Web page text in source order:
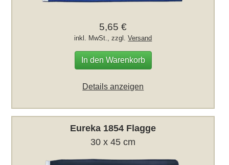
5,65 €
inkl. MwSt., zzgl.Versand
In den Warenkorb
Details anzeigen
Eureka 1854 Flagge
30 x 45 cm